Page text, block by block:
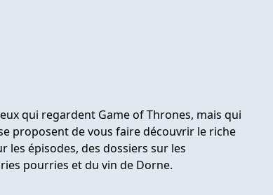
qui regardent Game of Thrones, mais qui
proposent de vous faire découvrir le riche
les épisodes, des dossiers sur les
pourries et du vin de Dorne.